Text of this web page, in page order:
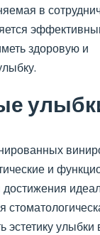
в
здоровую и
и
эстетику